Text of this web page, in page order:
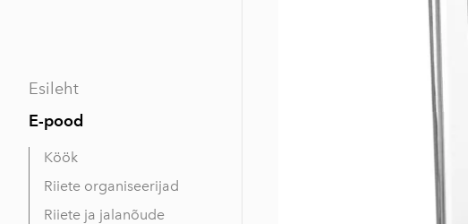
Esileht
E-pood
Köök
Riiete organiseerijad
Riiete ja jalanõude